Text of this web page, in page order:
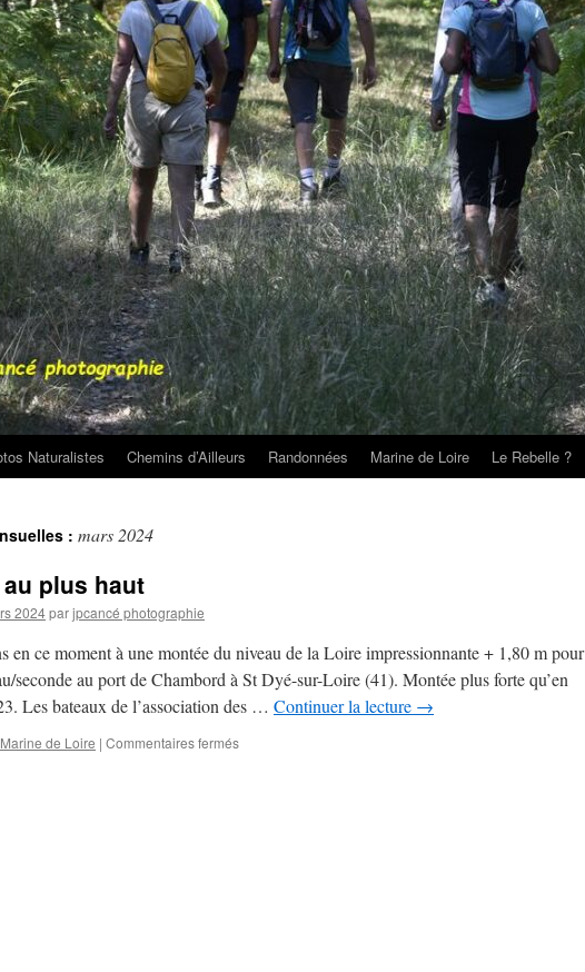
Naturalistes Chemins d’Ailleurs Randonnées Marine de Loire Le Rebelle ?
: mars 2024
plus haut
2024parjpcancé photographie
en ce moment à une montée du niveau de la Loire impressionnante + 1,80 m pour
seconde au port de Chambord à St Dyé-sur-Loire (41). Montée plus forte qu’en
Les bateaux de l’association des … Continuer la lecture →
de Loire | Commentaires ferméssur